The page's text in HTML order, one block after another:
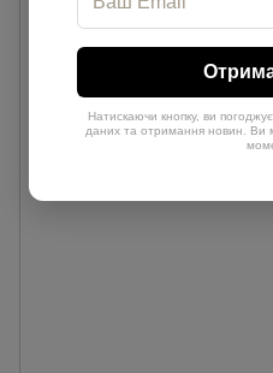
Натискаючи кнопку, ви
даних та отримання новин. Ви